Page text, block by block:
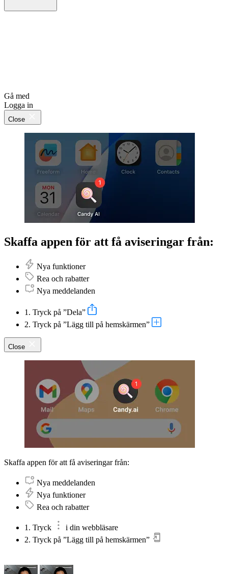
Gå med
Logga in
Close
Skaffa appen för att få aviseringar från:
Nya funktioner
Rea och rabatter
Nya meddelanden
1. Tryck på ”Dela”
2. Tryck på ”Lägg till på hemskärmen”
Close
Skaffa appen för att få aviseringar från:
Nya meddelanden
Nya funktioner
Rea och rabatter
1. Tryck
i din webbläsare
2. Tryck på ”Lägg till på hemskärmen”